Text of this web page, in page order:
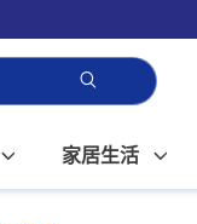
家居生活